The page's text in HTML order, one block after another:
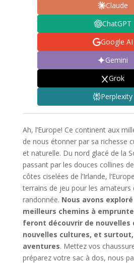
Claude
ChatGPT
Google AI
Gemini
Grok
Perplexity
Ah, l’Europe! Ce continent aux
de nous étonner par sa richesse
et naturelle. Du nord glacé de la
passant par les douces collines de
côtes ciselées de l’Irlande,
terrains de jeu pour les amateurs
randonnée. Nous avons
meilleurs chemins à
feront découvrir de nouvelles
nouvelles cultures, et
aventures. Mettez vos
préparez votre sac à dos, nous